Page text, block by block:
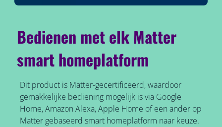
Bedienen met elk Matter
smart homeplatform
Dit product is Matter-gecertificeerd, waardoor
gemakkelijke bediening mogelijk is via Google
Home, Amazon Alexa, Apple Home of een ander op
Matter gebaseerd smart homeplatform naar keuze.